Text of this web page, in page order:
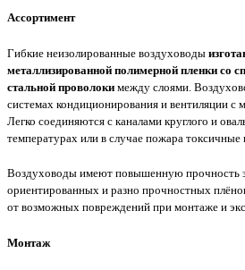
Ассортимент
Гибкие неизолированные воздуховоды
металлизированной полимерной пленки со
стальной проволоки между слоями.
системах кондиционирования и вентиляции с
Легко соединяются с каналами круглого и
температурах или в случае пожара токсичные
Воздуховоды имеют повышенную прочность
ориентированных и разно прочностных
от возможных повреждений при монтаже и
Монтаж